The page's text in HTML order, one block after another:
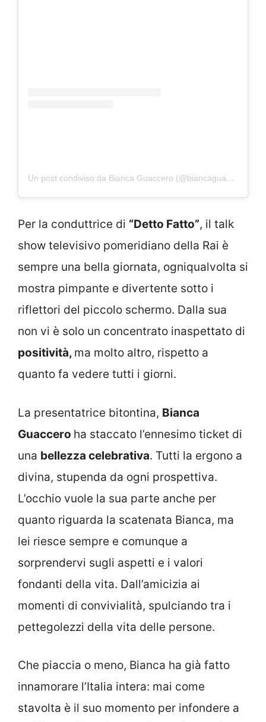
Un post condiviso da Bianca Guaccero (@biancaguacceroreal)
Per la conduttrice di “Detto Fatto”, il talk
show televisivo pomeridiano della Rai è
sempre una bella giornata, ogniqualvolta si
mostra pimpante e divertente sotto i
riflettori del piccolo schermo. Dalla sua
non vi è solo un concentrato inaspettato di
positività, ma molto altro, rispetto a
quanto fa vedere tutti i giorni.
La presentatrice bitontina, Bianca
Guaccero ha staccato l’ennesimo ticket di
una bellezza celebrativa. Tutti la ergono a
divina, stupenda da ogni prospettiva.
L’occhio vuole la sua parte anche per
quanto riguarda la scatenata Bianca, ma
lei riesce sempre e comunque a
sorprendervi sugli aspetti e i valori
fondanti della vita. Dall’amicizia ai
momenti di convivialità, spulciando tra i
pettegolezzi della vita delle persone.
Che piaccia o meno, Bianca ha già fatto
innamorare l’Italia intera: mai come
stavolta è il suo momento per infondere a